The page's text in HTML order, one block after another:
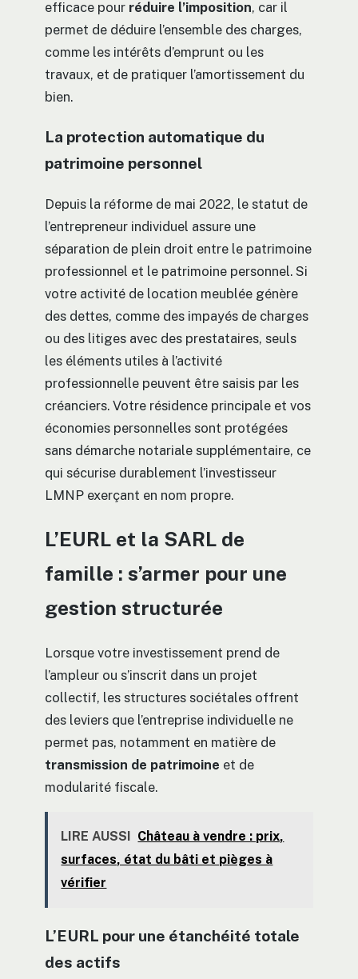
efficace pour réduire l’imposition, car il
permet de déduire l’ensemble des charges,
comme les intérêts d’emprunt ou les
travaux, et de pratiquer l’amortissement du
bien.
La protection automatique du
patrimoine personnel
Depuis la réforme de mai 2022, le statut de
l’entrepreneur individuel assure une
séparation de plein droit entre le patrimoine
professionnel et le patrimoine personnel. Si
votre activité de location meublée génère
des dettes, comme des impayés de charges
ou des litiges avec des prestataires, seuls
les éléments utiles à l’activité
professionnelle peuvent être saisis par les
créanciers. Votre résidence principale et vos
économies personnelles sont protégées
sans démarche notariale supplémentaire, ce
qui sécurise durablement l’investisseur
LMNP exerçant en nom propre.
L’EURL et la SARL de
famille : s’armer pour une
gestion structurée
Lorsque votre investissement prend de
l’ampleur ou s’inscrit dans un projet
collectif, les structures sociétales offrent
des leviers que l’entreprise individuelle ne
permet pas, notamment en matière de
transmission de patrimoine et de
modularité fiscale.
LIRE AUSSI Château à vendre : prix,
surfaces, état du bâti et pièges à
vérifier
L’EURL pour une étanchéité totale
des actifs